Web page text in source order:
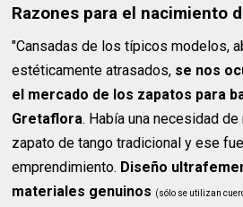
Razones para el nacimiento
"Cansadas de los típicos modelos,
estéticamente atrasados, se nos
el mercado de los zapatos para
Gretaflora. Había una necesidad
zapato de tango tradicional y ese
emprendimiento. Diseño
materiales genuinos (sólo se utilizan